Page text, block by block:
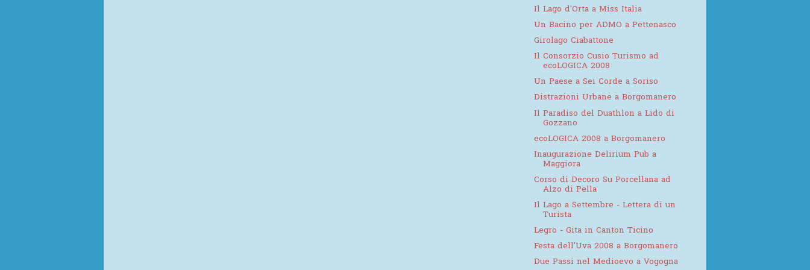
Il Lago d'Orta a Miss Italia
Un Bacino per ADMO a Pettenasco
Girolago Ciabattone
Il Consorzio Cusio Turismo ad
ecoLOGICA 2008
Un Paese a Sei Corde a Soriso
Distrazioni Urbane a Borgomanero
Il Paradiso del Duathlon a Lido di
Gozzano
ecoLOGICA 2008 a Borgomanero
Inaugurazione Delirium Pub a
Maggiora
Corso di Decoro Su Porcellana ad
Alzo di Pella
Il Lago a Settembre - Lettera di un
Turista
Legro - Gita in Canton Ticino
Festa dell'Uva 2008 a Borgomanero
Due Passi nel Medioevo a Vogogna